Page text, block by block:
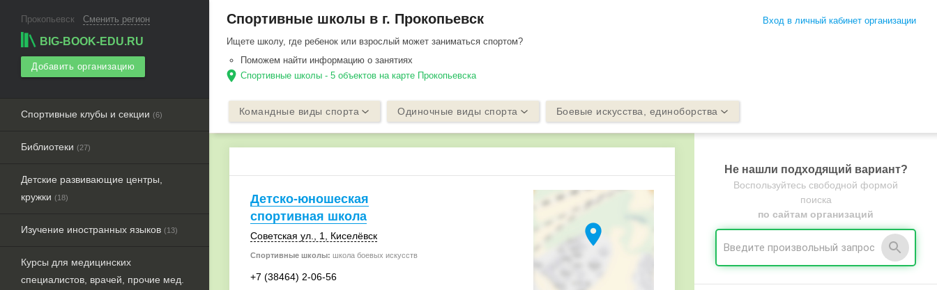
Прокопьевск Сменить регион
BIG-BOOK-EDU.RU
Добавить организацию
Спортивные клубы и секции (6)
Библиотеки (27)
Детские развивающие центры,
кружки (18)
Изучение иностранных языков (13)
Курсы для медицинских
специалистов, врачей, прочие мед.
Спортивные школы в г. Прокопьевск
Ищете школу, где ребенок или взрослый может заниматься спортом?
Поможем найти информацию о занятиях
location_on Спортивные школы - 5 объектов на карте Прокопьевска
Вход в личный кабинет организации
Командные виды спорта Одиночные виды спорта Боевые искусства, единоборства
Детско-юношеская
спортивная школа
Советская ул., 1 Киселёвск
Спортивные школы: школа боевых искусств
+7 (38464) 2-06-56
location_on
Не нашли подходящий вариант?
Воспользуйтесь свободной формой
поиска
по сайтам организаций